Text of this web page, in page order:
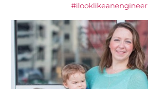
#ilooklikeanengineer